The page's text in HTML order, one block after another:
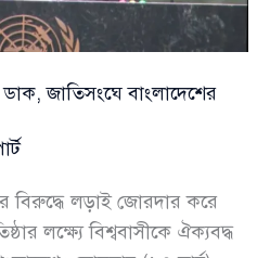
ডাক, জাতিসংঘে বাংলাদেশের
বিরুদ্ধে লড়াই জোরদার করে
লক্ষ্যে বিশ্ববাসীকে ঐক্যবদ্ধ